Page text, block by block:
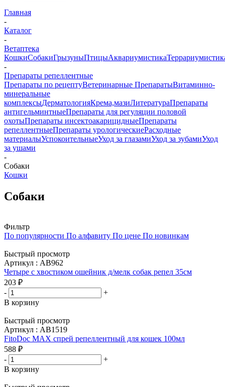
Главная
-
Каталог
-
Ветаптека
КошкиСобакиГрызуныПтицыАквариумистика
-
Препараты репеллентные
Препараты по рецептуВетеринарные ПрепаратыВитаминно-
минеральные
комплексыДерматологияКрема,мазиЛитератураПрепараты
антигельминтныеПрепараты для регуляции половой
охотыПрепараты инсектоакарицидныеПрепараты
репеллентныеПрепараты урологическиеРасходные
материалыУспокоительныеУход за глазамиУход за зубамиУход
за ушами
-
Собаки
Кошки
Собаки
Фильтр
По популярности По алфавиту По цене По новинкам
Быстрый просмотр
Артикул : АВ962
Четыре с хвостиком ошейник д/мелк собак репел 35см
203 ₽
-
+
В корзину
Быстрый просмотр
Артикул : АВ1519
FitoDoc МАХ спрей репеллентный для кошек 100мл
588 ₽
-
+
В корзину